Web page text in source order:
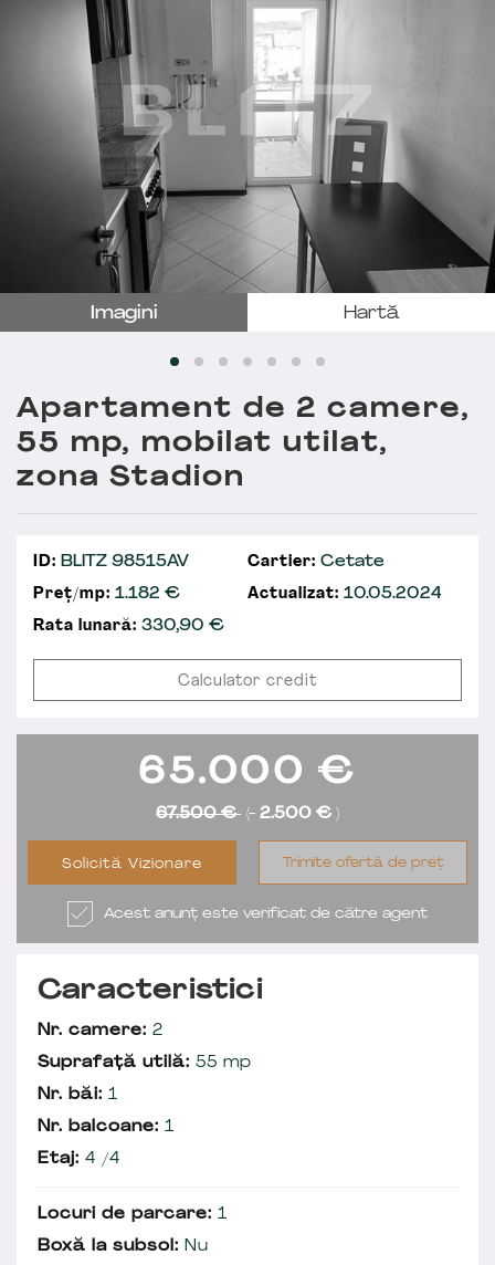
Imagini Hartă
Apartament de 2 camere,
55 mp, mobilat utilat,
zona Stadion
ID: BLITZ 98515AV Cartier: Cetate
Preț/mp: 1.182 € Actualizat: 10.05.2024
Rata lunară: 330,90 €
Calculator credit
65.000 €
67.500 € (- 2.500 € )
Solicită Vizionare Trimite ofertă de preț
Acest anunț este verificat de către agent
Caracteristici
Nr. camere: 2
Suprafață utilă: 55 mp
Nr. băi: 1
Nr. balcoane: 1
Etaj: 4 /4
Locuri de parcare: 1
Boxă la subsol: Nu